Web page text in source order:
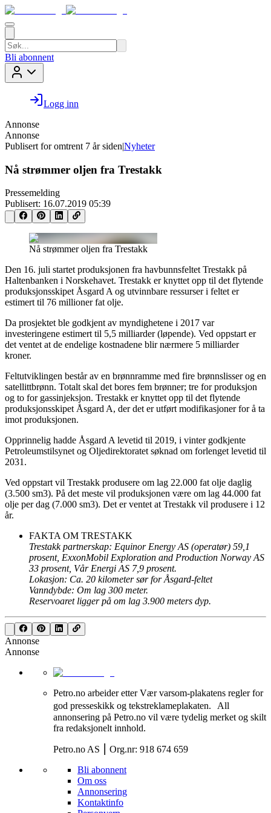
Bli abonnent
Logg inn
Annonse
Annonse
Publisert for omtrent 7 år siden|Nyheter
Nå strømmer oljen fra Trestakk
Pressemelding
Publisert: 16.07.2019 05:39
Nå strømmer oljen fra Trestakk
Den 16. juli startet produksjonen fra havbunnsfeltet Trestakk på
Haltenbanken i Norskehavet. Trestakk er knyttet opp til det flytende
produksjonsskipet Åsgard A og utvinnbare ressurser i feltet er
estimert til 76 millioner fat olje.
Da prosjektet ble godkjent av myndighetene i 2017 var
investeringene estimert til 5,5 milliarder (løpende). Ved oppstart er
det ventet at de endelige kostnadene blir nærmere 5 milliarder
kroner.
Feltutviklingen består av en brønnramme med fire brønnslisser og en
satellittbrønn. Totalt skal det bores fem brønner; tre for produksjon
og to for gassinjeksjon. Trestakk er knyttet opp til det flytende
produksjonsskipet Åsgard A, der det er utført modifikasjoner for å ta
imot produksjonen.
Opprinnelig hadde Åsgard A levetid til 2019, i vinter godkjente
Petroleumstilsynet og Oljedirektoratet søknad om forlenget levetid til
2031.
Ved oppstart vil Trestakk produsere om lag 22.000 fat olje daglig
(3.500 sm3). På det meste vil produksjonen være om lag 44.000 fat
olje per dag (7.000 sm3). Det er ventet at Trestakk vil produsere i 12
år.
FAKTA OM TRESTAKK
Trestakk partnerskap: Equinor Energy AS (operatør) 59,1
prosent, ExxonMobil Exploration and Production Norway AS
33 prosent, Vår Energi AS 7,9 prosent.
Lokasjon: Ca. 20 kilometer sør for Åsgard-feltet
Vanndybde: Om lag 300 meter.
Reservoaret ligger på om lag 3.900 meters dyp.
Annonse
Annonse
Petro.no arbeider etter Vær varsom-plakatens regler for
god presseskikk og tekstreklameplakaten. All
annonsering på Petro.no vil være tydelig merket og skilt
fra redaksjonelt innhold.
Petro.no AS ⎮ Org.nr: 918 674 659
Bli abonnent
Om oss
Annonsering
Kontaktinfo